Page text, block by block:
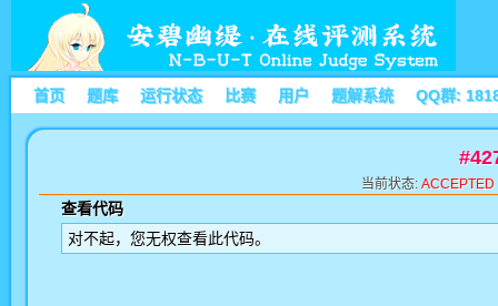
首页 题库 运行状态 比赛 用户 题解系统 QQ群:
当前状态: ACCEPTED
查看代码
对不起，您无权查看此代码。